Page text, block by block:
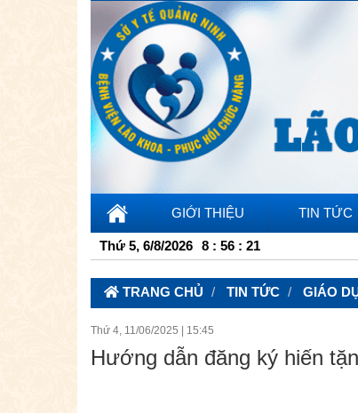
GIỚI THIỆU TIN TỨC
Thứ 5, 6/8/2026 8 : 56 : 22
TRANG CHỦ TIN TỨC GIÁO
Thứ 4, 11/06/2025 | 15:45
Hướng dẫn đăng ký hiến